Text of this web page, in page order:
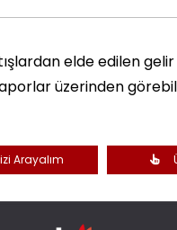
elde edilen
üzerinden
Arayalım